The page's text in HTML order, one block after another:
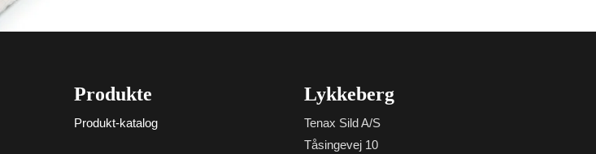
Produkte
Produkt-katalog
Lykkeberg
Tenax Sild A/S
Tåsingevej 10